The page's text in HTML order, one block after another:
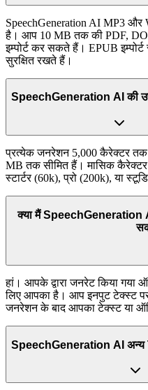
SpeechGeneration AI MP3 और
है। आप 10 MB तक की PDF,
इम्पोर्ट कर सकते हैं। EPUB
सुरक्षित रखते हैं।
SpeechGeneration AI की
प्रत्येक जनरेशन 5,000 कैरेक्टर तक
MB तक सीमित हैं। मासिक कैरेक्टर
स्टार्टर (60k), प्रो (200k), या
क्या मैं SpeechGeneration
हां। आपके द्वारा जनरेट किया गया
लिए आपका है। आप इनपुट टेक्स्ट
जनरेशन के बाद आपका टेक्स्ट या
SpeechGeneration AI